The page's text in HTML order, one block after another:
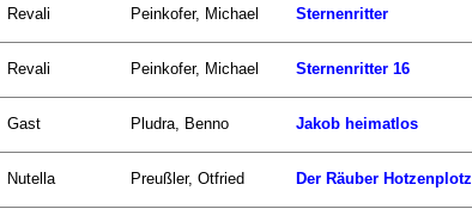
Revali Peinkofer, Michael Sternenritter
Revali Peinkofer, Michael Sternenritter 16
Gast Pludra, Benno Jakob heimatlos
Nutella Preußler, Otfried Der Räuber Hotzenplotz